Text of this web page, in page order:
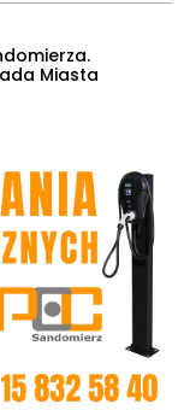
Miasta